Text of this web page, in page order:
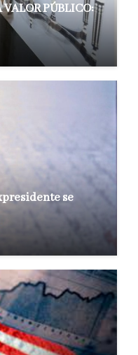
VALOR PÚBLICO:
se